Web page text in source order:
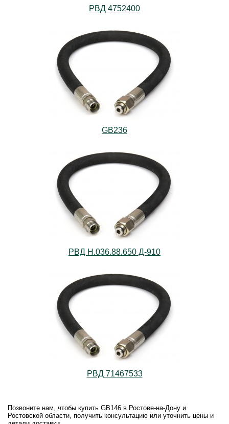
РВД 4752400
GB236
РВД Н.036.88.650 Д-910
РВД 71467533
Позвоните нам, чтобы купить GB146 в Ростове-на-Дону и
Ростовской области, получить консультацию или уточнить цены и